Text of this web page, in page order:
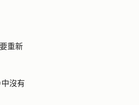
重新
中沒有